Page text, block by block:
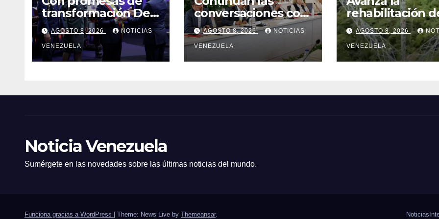
transformación De
la Espriella jura
como presidente de
Colombia
AGOSTO 8, 2026 NOTICIAS
VENEZUELA
conversaciones con
delegación de la
Asamblea Nacional
de 2015
AGOSTO 8, 2026 NOTICIAS
VENEZUELA
rehabilitación
línea de
Planta Centro –
Yaracuy
AGOSTO 8, 2026
VENEZUELA
Noticia Venezuela
Sumérgete en las novedades sobre las últimas noticias del mundo.
Funciona gracias a WordPress Theme: News Live by Themeansar. Noticias